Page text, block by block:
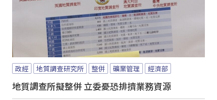
政經 地質調查研究所 整併 礦業管理 經濟部
地質調查所擬整併 立委憂恐排擠業務資源